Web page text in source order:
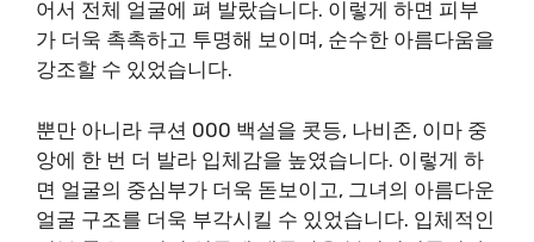
어서 전체 얼굴에 펴 발랐습니다. 이렇게 하면 피부
가 더욱 촉촉하고 투명해 보이며, 순수한 아름다움을
강조할 수 있었습니다.
뿐만 아니라 쿠션 000 백설을 콧등, 나비존, 이마 중
앙에 한 번 더 발라 입체감을 높였습니다. 이렇게 하
면 얼굴의 중심부가 더욱 돋보이고, 그녀의 아름다운
얼굴 구조를 더욱 부각시킬 수 있었습니다. 입체적인